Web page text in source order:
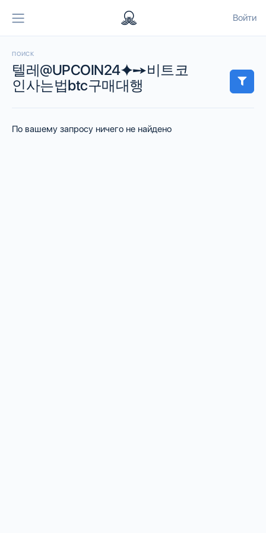
Войти
ПОИСК
텔레@UPCOIN24⯌➙비트코
인사는법btc구매대행
По вашему запросу ничего не найдено